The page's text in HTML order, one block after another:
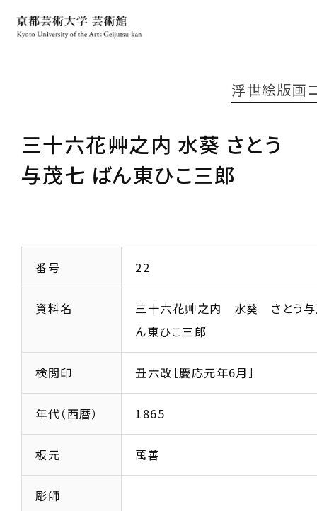
三十六花艸之内 水葵 さとう
与茂七 ばん東ひこ三郎
浮世絵版画
番号 22
資料名
三十六花艸之内 水葵 さとう
ん東ひこ三郎
検閲印 丑六改［慶応元年6月］
年代（西暦） 1865
板元 萬善
彫師